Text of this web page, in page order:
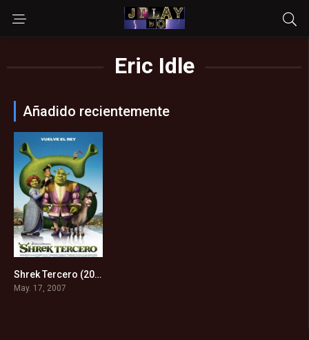
Eric Idle
Añadido recientemente
6.1Shrek Tercero (2007)
May. 17, 2007